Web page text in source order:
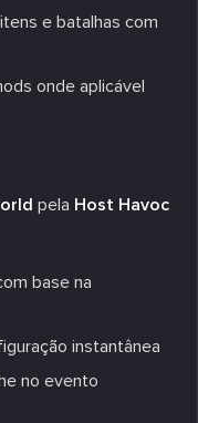
e batalhas com
onde aplicável
pela Host Havoc
base na
instantânea
no evento